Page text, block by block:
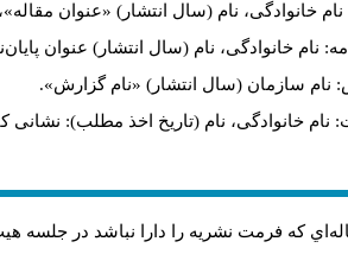
نام خانوادگی، نام (سال انتشار) «عنوان
نام خانوادگی، نام (سال انتشار) عنوان
نام سازمان (سال انتشار) «نام گزارش».
نام خانوادگی، نام (تاریخ اخذ مطلب):
كه فرمت نشريه را دارا نباشد در جلسه